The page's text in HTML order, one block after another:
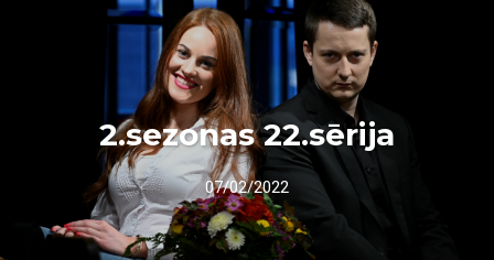
2.sezonas 22.sērija
07/02/2022